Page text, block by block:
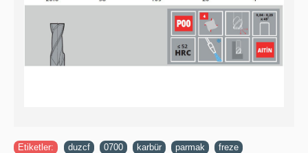
Etiketler: duzcf 0700 karbür parmak freze